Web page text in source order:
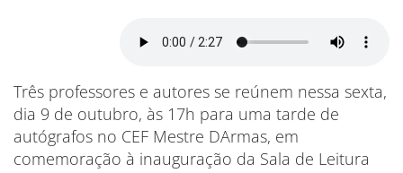
Três professores e autores se reúnem nessa sexta,
dia 9 de outubro, às 17h para uma tarde de
autógrafos no CEF Mestre DArmas, em
comemoração à inauguração da Sala de Leitura